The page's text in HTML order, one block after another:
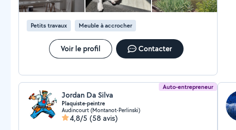
Petits travaux Meuble à accrocher
Voir le profil Contacter
Auto-entrepreneur
Jordan Da Silva
Plaquiste-peintre
Audincourt (Montanot-Perlinski)
4,8/5 (58 avis)